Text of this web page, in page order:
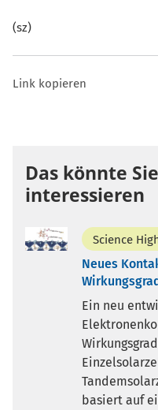
(sz)
Link kopieren
Das könnte
interessieren
Science
Neues
Ein neu
basiert auf